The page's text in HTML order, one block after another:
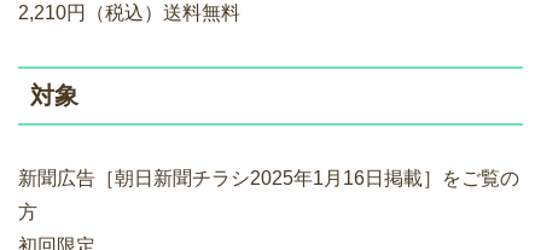
2,210円（税込）送料無料
対象
新聞広告［朝日新聞チラシ2025年1月16日掲載］をご覧の
方
初回限定